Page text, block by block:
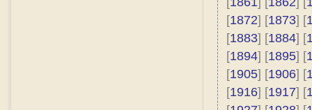
[1872] [1873] [
[1883] [1884] [
[1894] [1895] [
[1905] [1906] [
[1916] [1917] [